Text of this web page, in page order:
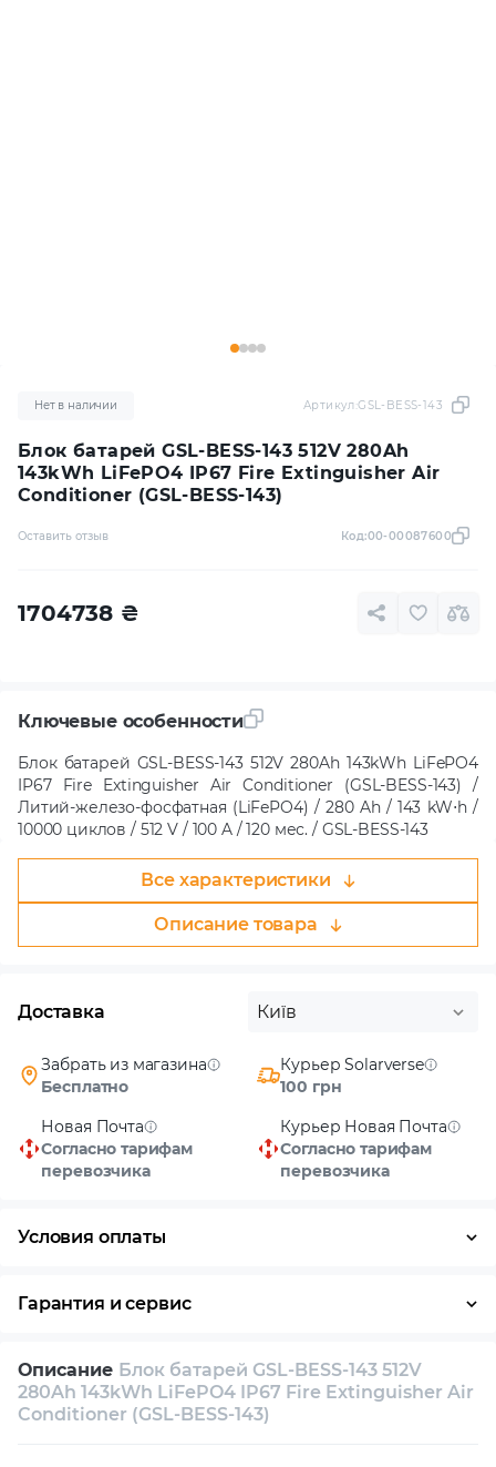
Блок батарей GSL-BESS-143 512V 280Ah
143kWh LiFePO4 IP67 Fire Extinguisher Air
Conditioner (GSL-BESS-143)
Нет в наличии Артикул:GSL-BESS-143
Оставить отзыв Код:00-00087600
1704738 ₴
Ключевые особенности
Блок батарей GSL-BESS-143 512V 280Ah 143kWh LiFePO4
IP67 Fire Extinguisher Air Conditioner (GSL-BESS-143) /
Литий-железо-фосфатная (LiFePO4) / 280 Ah / 143 kW⋅h /
10000 циклов / 512 V / 100 A / 120 мес. / GSL-BESS-143
Все характеристики
Описание товара
Доставка Київ
Забрать из магазина
Бесплатно
Курьер Solarverse
100 грн
Новая Почта
Согласно тарифам
перевозчика
Курьер Новая Почта
Согласно тарифам
перевозчика
Условия оплаты
Гарантия и сервис
Собственный сервисный центр
Техническая поддержка
Описание Блок батарей GSL-BESS-143 512V
280Ah 143kWh LiFePO4 IP67 Fire Extinguisher Air
Conditioner (GSL-BESS-143)